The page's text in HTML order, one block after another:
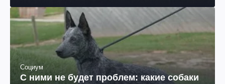
Социум
С ними не будет проблем: какие собаки